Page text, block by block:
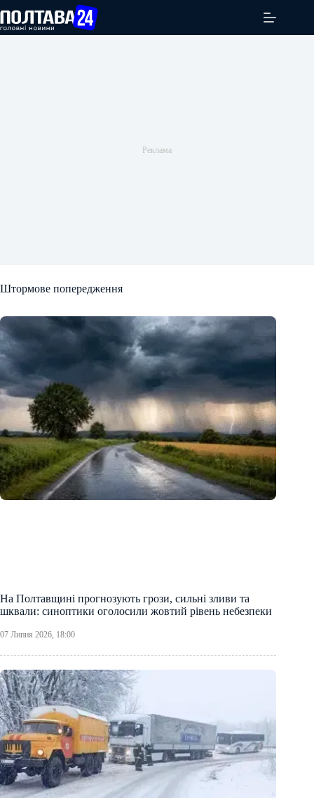
вмісту
Штормове попередження
На Полтавщині прогнозують грози, сильні зливи та
шквали: синоптики оголосили жовтий рівень небезпеки
07 Липня 2026, 18:00